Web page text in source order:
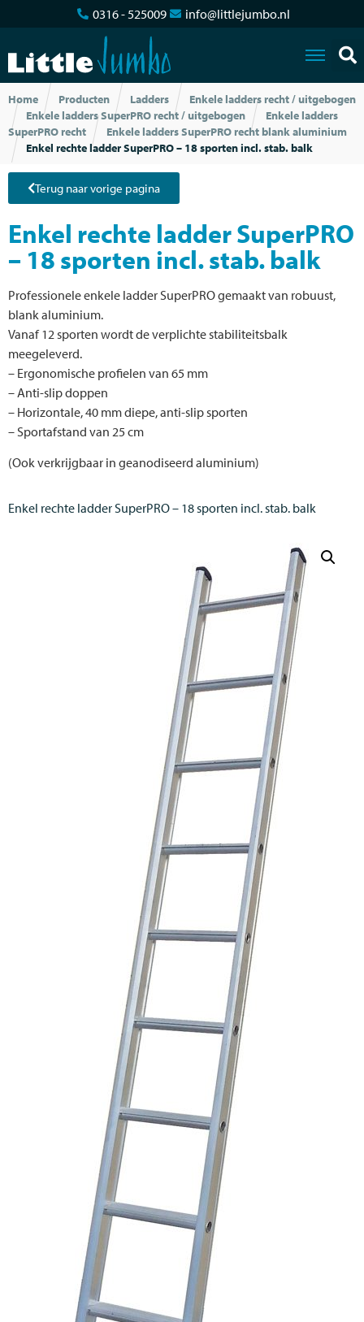
0316 - 525009 info@littlejumbo.nl
Home Producten Ladders
Enkele ladders recht / uitgebogen
Enkele ladders SuperPRO recht / uitgebogen
Enkele ladders
SuperPRO recht
Enkele ladders SuperPRO recht blank aluminium
Enkel rechte ladder SuperPRO – 18 sporten incl. stab. balk
Terug naar vorige pagina
Enkel rechte ladder SuperPRO
– 18 sporten incl. stab. balk
Professionele enkele ladder SuperPRO gemaakt van robuust,
blank aluminium.
Vanaf 12 sporten wordt de verplichte stabiliteitsbalk
meegeleverd.
– Ergonomische profielen van 65 mm
– Anti-slip doppen
– Horizontale, 40 mm diepe, anti-slip sporten
– Sportafstand van 25 cm
(Ook verkrijgbaar in geanodiseerd aluminium)
Enkel rechte ladder SuperPRO – 18 sporten incl. stab. balk